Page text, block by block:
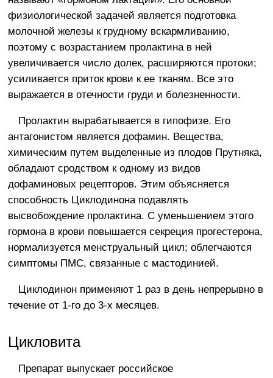
физиологической задачей является подготовка
молочной железы к грудному вскармливанию,
поэтому с возрастанием пролактина в ней
увеличивается число долек, расширяются протоки;
усиливается приток крови к ее тканям. Все это
выражается в отечности груди и болезненности.
Пролактин вырабатывается в гипофизе. Его
антагонистом является дофамин. Вещества,
химическим путем выделенные из плодов Прутняка,
обладают сродством к одному из видов
дофаминовых рецепторов. Этим объясняется
способность Циклодинона подавлять
высвобождение пролактина. С уменьшением этого
гормона в крови повышается секреция прогестерона,
нормализуется менструальный цикл; облегчаются
симптомы ПМС, связанные с мастодинией.
Циклодинон применяют 1 раз в день непрерывно в
течение от 1-го до 3-х месяцев.
Цикловита
Препарат выпускает российское